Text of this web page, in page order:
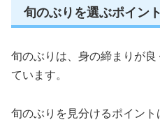
旬のぶりを選ぶポイン
旬のぶりは、身の締まりが
ています。
旬のぶりを見分けるポイント